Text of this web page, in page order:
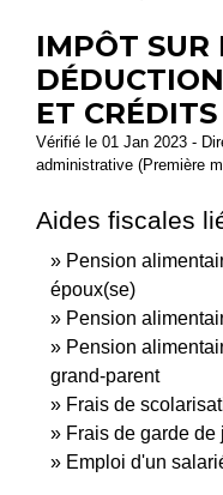
IMPÔT SUR
ET
Vérifié le 01 Jan 2023 -
administrative (Première
Aides fiscales
Pension
époux(se)
Pension
Pension
grand-parent
Frais de
Frais de garde
Emploi d'un